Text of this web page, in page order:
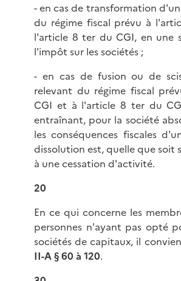
- en cas de transformation
du régime fiscal prévu à
l'article 8 ter du CGI, en une
l'impôt sur les sociétés ;
- en cas de fusion ou de
relevant du régime fiscal
CGI et à l'article 8 ter du
entraînant, pour la société
les conséquences fiscales
dissolution est, quelle que soit
à une cessation d'activité.
20
En ce qui concerne les
personnes n'ayant pas opté
sociétés de capitaux, il
II-A § 60 à 120.